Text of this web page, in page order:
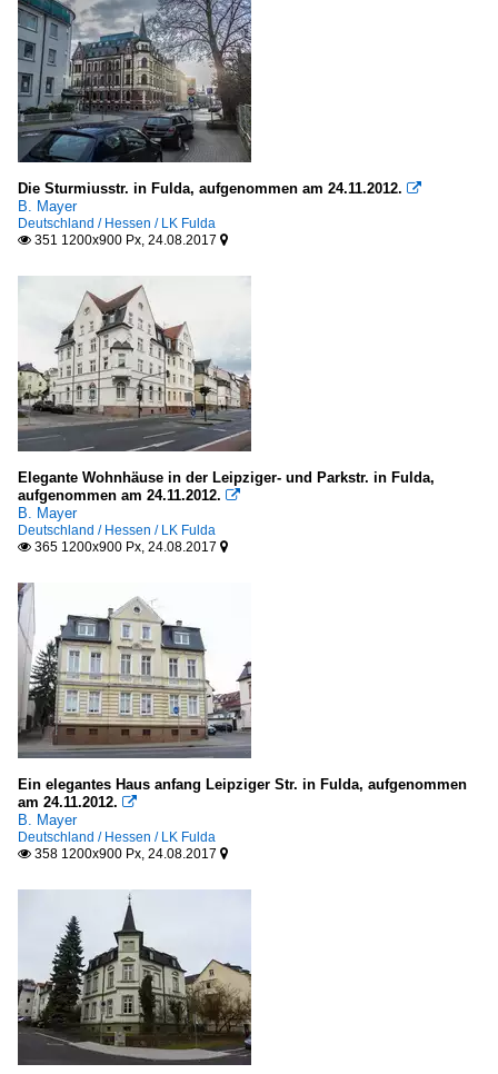
Die Sturmiusstr. in Fulda, aufgenommen am 24.11.2012. 
B. Mayer
Deutschland / Hessen / LK Fulda
 351 1200x900 Px, 24.08.2017 
Elegante Wohnhäuse in der Leipziger- und Parkstr. in Fulda,
aufgenommen am 24.11.2012. 
B. Mayer
Deutschland / Hessen / LK Fulda
 365 1200x900 Px, 24.08.2017 
Ein elegantes Haus anfang Leipziger Str. in Fulda, aufgenommen
am 24.11.2012. 
B. Mayer
Deutschland / Hessen / LK Fulda
 358 1200x900 Px, 24.08.2017 